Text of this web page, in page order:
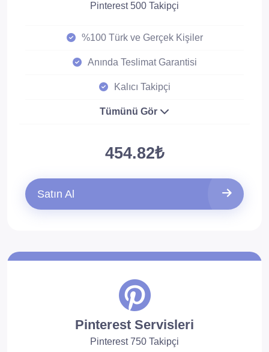
Pinterest 500 Takipçi
%100 Türk ve Gerçek Kişiler
Anında Teslimat Garantisi
Kalıcı Takipçi
Tümünü Gör
454.82₺
Satın Al
Pinterest Servisleri
Pinterest 750 Takipçi